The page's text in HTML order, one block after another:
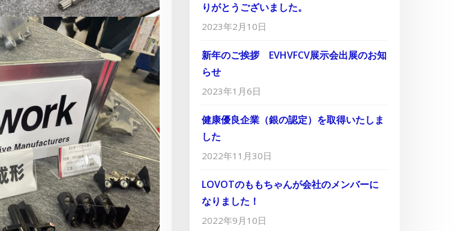
りがとうございました。
2023年2月10日
新年のご挨拶 EVHVFCV展示会出展のお知
らせ
2023年1月6日
健康優良企業（銀の認定）を取得いたしま
した
2022年11月30日
LOVOTのももちゃんが会社のメンバーに
なりました！
2022年9月10日